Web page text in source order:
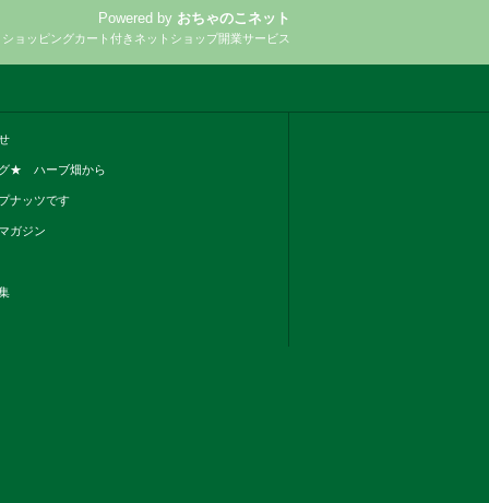
Powered by おちゃのこネット
ョッピングカート付きネットショップ開業サービス
★ ハーブ畑から
ナッツです
ガジン